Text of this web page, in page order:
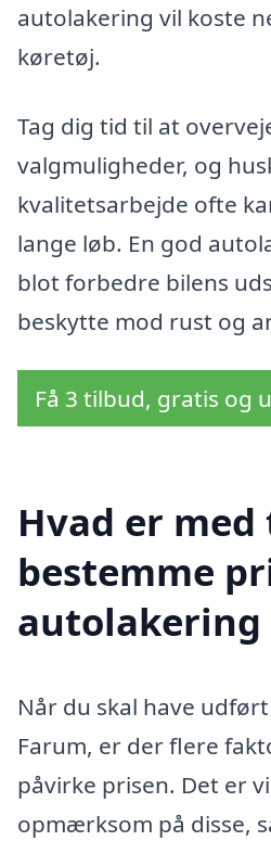
autolakering vil koste
køretøj.
Tag dig tid til at
valgmuligheder, og
kvalitetsarbejde ofte
lange løb. En god
blot forbedre bilens
beskytte mod rust og
Få 3 tilbud, gratis og
Hvad er
bestemme
autolakering
Når du skal have
Farum, er der flere
påvirke prisen. Det er
opmærksom på disse,